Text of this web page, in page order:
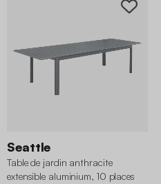
Seattle
Table de jardin anthracite
extensible aluminium, 10 places